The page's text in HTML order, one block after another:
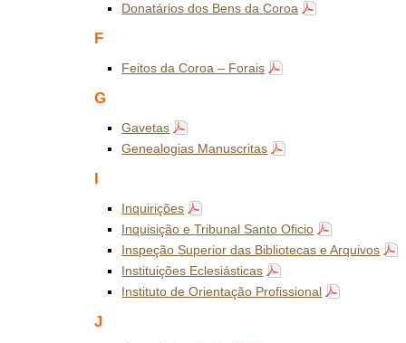
Donatários dos Bens da Coroa
F
Feitos da Coroa – Forais
G
Gavetas
Genealogias Manuscritas
I
Inquirições
Inquisição e Tribunal Santo Oficio
Inspeção Superior das Bibliotecas e Arquivos
Instituições Eclesiásticas
Instituto de Orientação Profissional
J